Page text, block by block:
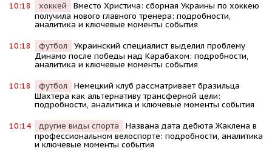
10:18 хоккей
Вместо Христича: сборная Украины по хоккею
получила нового главного тренера: подробности,
аналитика и ключевые моменты события
10:18 футбол
Украинский специалист выделил проблему
Динамо после победы над Карабахом: подробности,
аналитика и ключевые моменты события
10:18 футбол
Немецкий клуб рассматривает бразильца
Шахтера как альтернативу трансферной цели:
подробности, аналитика и ключевые моменты события
10:14 другие виды спорта
Названа дата дебюта Жаклена в
профессиональном велоспорте: подробности, аналитика
и ключевые моменты события